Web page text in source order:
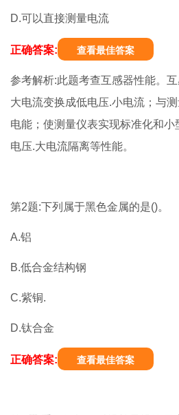
D.可以直接测量电流
正确答案: 查看最佳答案
参考解析:此题考查互感器性能。
大电流变换成低电压.小电流；与
电能；使测量仪表实现标准化和
电压.大电流隔离等性能。
第2题:下列属于黑色金属的是()。
A.铝
B.低合金结构钢
C.紫铜.
D.钛合金
正确答案: 查看最佳答案